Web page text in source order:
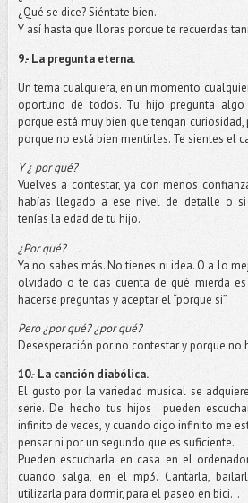
¿Qué se dice? Siéntate bien.
Y así hasta que lloras porque te recuerdas
9.- La pregunta eterna.
Un tema cualquiera, en un momento
oportuno de todos. Tu hijo pregunta
porque está muy bien que tengan
porque no está bien mentirles. Te sientes el
Y ¿ por qué?
Vuelves a contestar, ya con menos
habías llegado a ese nivel de detalle o
tenías la edad de tu hijo.
¿Por qué?
Ya no sabes más. No tienes ni idea. O a lo
olvidado o te das cuenta de qué mierda
hacerse preguntas y aceptar el “porque si”.
Pero ¿por qué? ¿por qué?
Desesperación por no contestar y porque no
10.- La canción diabólica.
El gusto por la variedad musical se
serie. De hecho tus hijos
pueden
infinito de veces, y cuando digo infinito me
pensar ni por un segundo que es suficiente.
Pueden escucharla en casa en el
cuando salga, en el mp3. Cantarla,
utilizarla para dormir, para el paseo en bici…